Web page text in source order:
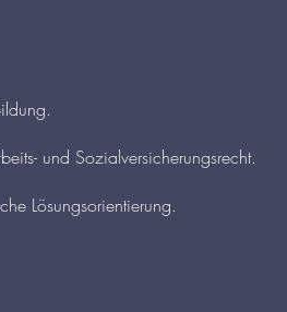
und Sozialversicherungsrecht.
Lösungsorientierung.